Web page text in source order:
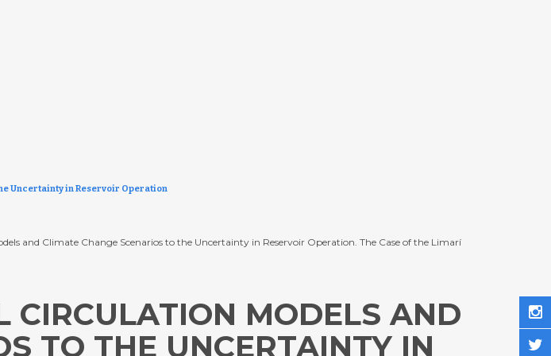
Uncertainty in Reservoir Operation
and Climate Change Scenarios to the Uncertainty in Reservoir Operation. The Case of the Limarí
CIRCULATION MODELS AND
TO THE UNCERTAINTY IN